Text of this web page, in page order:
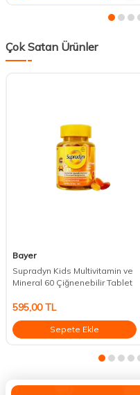
Çok Satan Ürünler
Bayer
Supradyn Kids Multivitamin ve
Mineral 60 Çiğnenebilir Tablet
595,00TL
Sepete Ekle